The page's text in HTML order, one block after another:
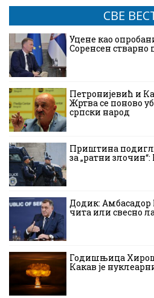
СВЕ
Уцене као
Соренсен стварно
Петронијевић и
Жртва се поново
српски народ
Приштина
за „ратни
Додик:
чита или свесно
Годишњица
Какав је